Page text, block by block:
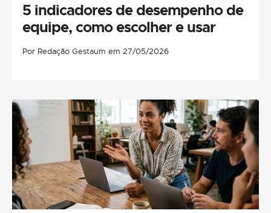
5 indicadores de desempenho de
equipe, como escolher e usar
Por Redação Gestaum em 27/05/2026